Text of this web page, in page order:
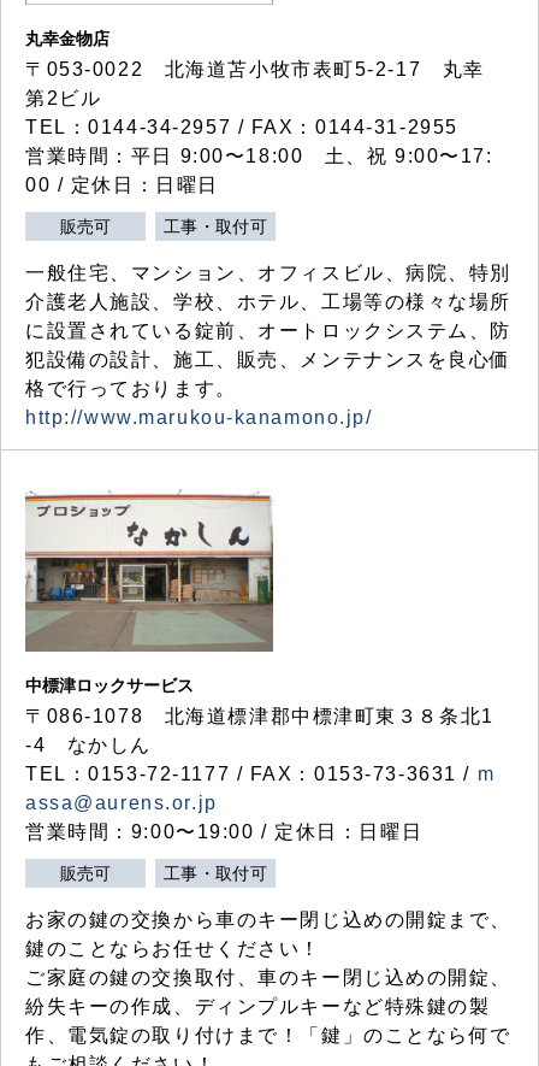
丸幸金物店
〒053-0022 北海道苫小牧市表町5-2-17 丸幸
第2ビル
TEL：0144-34-2957 / FAX：0144-31-2955
営業時間：平日 9:00〜18:00 土、祝 9:00〜17:
00 / 定休日：日曜日
販売可 工事・取付可
一般住宅、マンション、オフィスビル、病院、特別
介護老人施設、学校、ホテル、工場等の様々な場所
に設置されている錠前、オートロックシステム、防
犯設備の設計、施工、販売、メンテナンスを良心価
格で行っております。
http://www.marukou-kanamono.jp/
中標津ロックサービス
〒086-1078 北海道標津郡中標津町東３８条北1
-4 なかしん
TEL：0153-72-1177 / FAX：0153-73-3631 / m
assa@aurens.or.jp
営業時間：9:00〜19:00 / 定休日：日曜日
販売可 工事・取付可
お家の鍵の交換から車のキー閉じ込めの開錠まで、
鍵のことならお任せください！
ご家庭の鍵の交換取付、車のキー閉じ込めの開錠、
紛失キーの作成、ディンプルキーなど特殊鍵の製
作、電気錠の取り付けまで！「鍵」のことなら何で